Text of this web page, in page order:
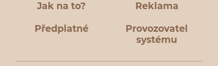
Jak na to? Reklama
Předplatné
Provozovatel
systému